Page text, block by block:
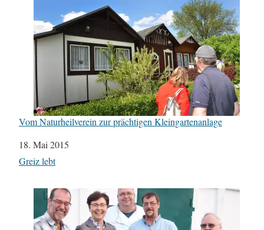
Vom Naturheilverein zur prächtigen Kleingartenanlage
Datum
18. Mai 2015
In Bezug auf
Greiz lebt